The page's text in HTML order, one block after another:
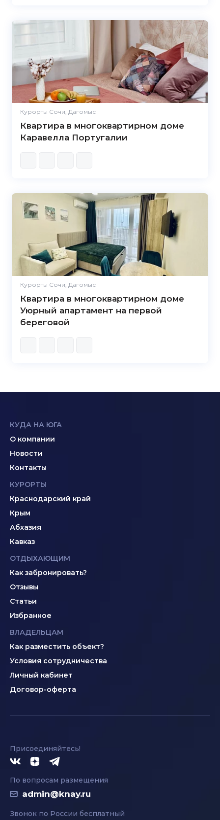
Курорты Сочи, Дагомыс
Квартира в многоквартирном доме
Каравелла Португалии
Курорты Сочи, Дагомыс
Квартира в многоквартирном доме
Уюрный апартамент на первой
береговой
КУДА НА ЮГА
О компании
Новости
Контакты
КУРОРТЫ
Краснодарский край
Крым
Абхазия
Кавказ
ОТДЫХАЮЩИМ
Как забронировать?
Отзывы
Статьи
Избранное
ВЛАДЕЛЬЦАМ
Как разместить объект?
Условия сотрудничества
Личный кабинет
Договор-оферта
Присоединяйтесь!
По вопросам размещения
admin@knay.ru
Звонок по России бесплатный